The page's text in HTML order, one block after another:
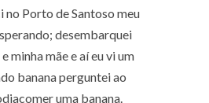
no Porto de Santoso meu
desembarquei
minha mãe e aí eu vi um
banana perguntei ao
uma banana.